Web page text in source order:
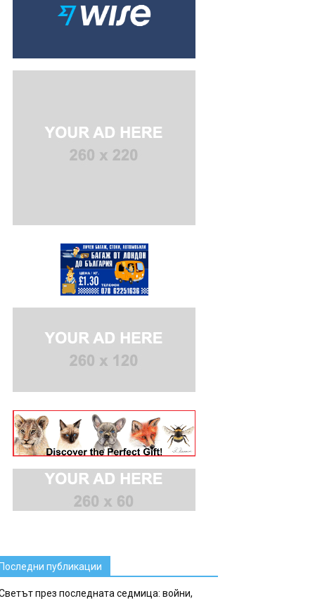
публикации
през последната седмица: войни,